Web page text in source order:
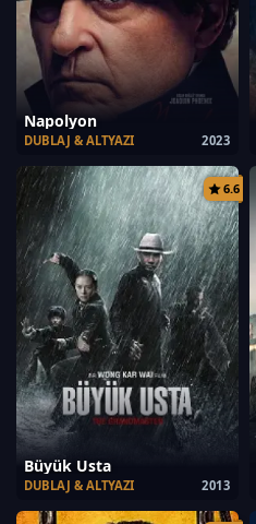
Napolyon
2023
DUBLAJ & ALTYAZI
6.6
Büyük Usta
2013
DUBLAJ & ALTYAZI